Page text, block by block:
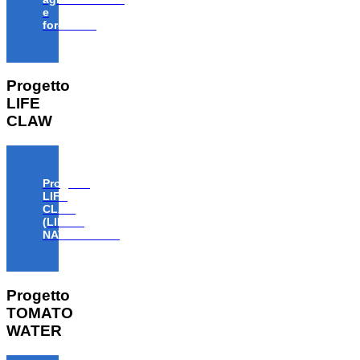
e
forestale”
Progetto
LIFE
CLAW
Progetto
LIFE
CLAW
(LIFE18
NAT/IT/000806)
Progetto
TOMATO
WATER